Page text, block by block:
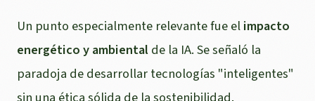
Un punto especialmente relevante fue elimpacto
energético y ambientalde la IA. Se señaló la
paradoja de desarrollar tecnologías "inteligentes"
sin una ética sólida de la sostenibilidad.